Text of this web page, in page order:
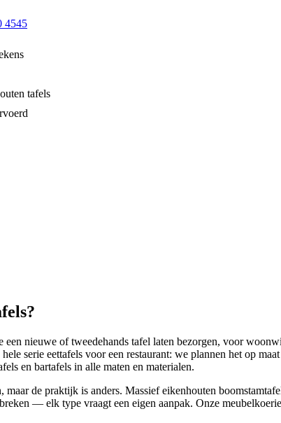
4545
tafels
een nieuwe of tweedehands tafel laten bezorgen, voor
hele serie eettafels voor een restaurant: we plannen het op
en bartafels in alle maten en materialen.
de praktijk is anders. Massief eikenhouten
— elk type vraagt een eigen aanpak. Onze